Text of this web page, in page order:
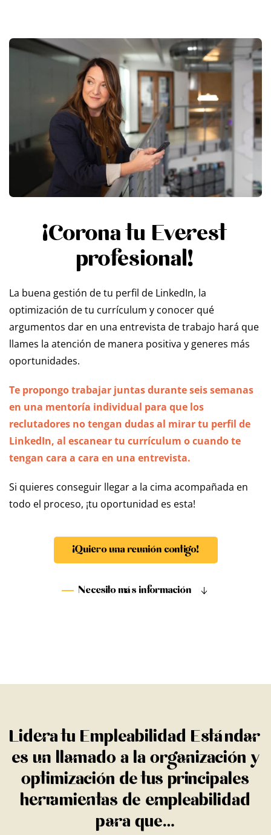
¡Corona tu Everest
profesional!
La buena gestión de tu perfil de LinkedIn, la
optimización de tu currículum y conocer qué
argumentos dar en una entrevista de trabajo hará que
llames la atención de manera positiva y generes más
oportunidades.
Te propongo trabajar juntas durante seis semanas
en una mentoría individual para que los
reclutadores no tengan dudas al mirar tu perfil de
LinkedIn, al escanear tu currículum o cuando te
tengan cara a cara en una entrevista.
Si quieres conseguir llegar a la cima acompañada en
todo el proceso, ¡tu oportunidad es esta!
¡Quiero una reunión contigo!
Necesito más información
Lidera tu Empleabilidad Estándar
es un llamado a la organización y
optimización de tus principales
herramientas de empleabilidad
para que…